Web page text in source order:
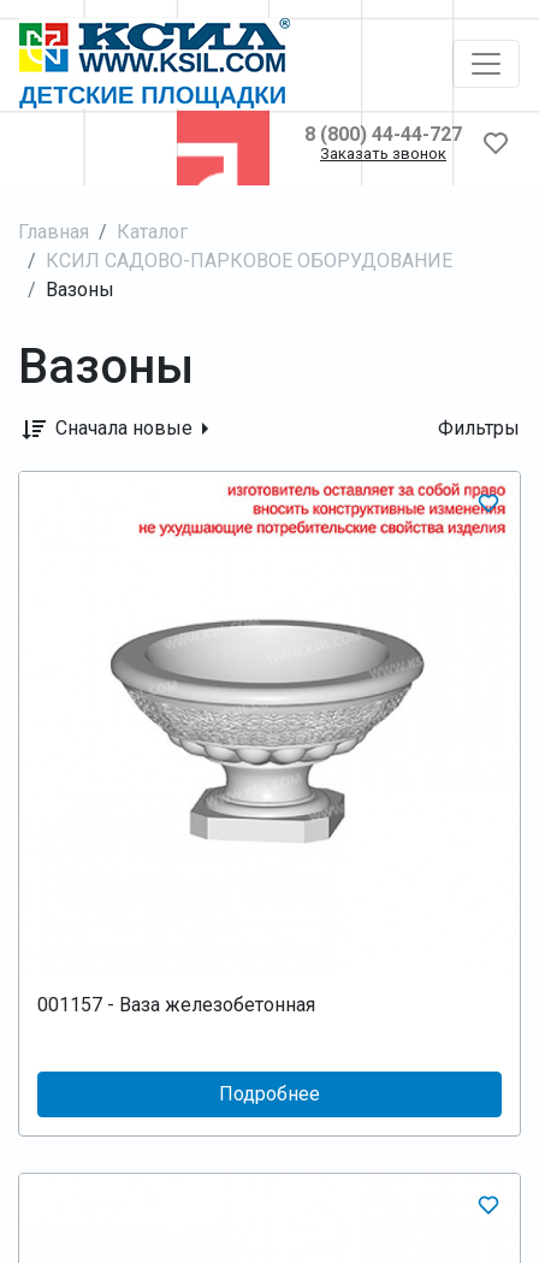
8 (800) 44-44-727
Заказать звонок
Главная
Каталог
КСИЛ САДОВО-ПАРКОВОЕ ОБОРУДОВАНИЕ
Вазоны
Вазоны
Сначала новые Фильтры
001157 - Ваза железобетонная
Подробнее